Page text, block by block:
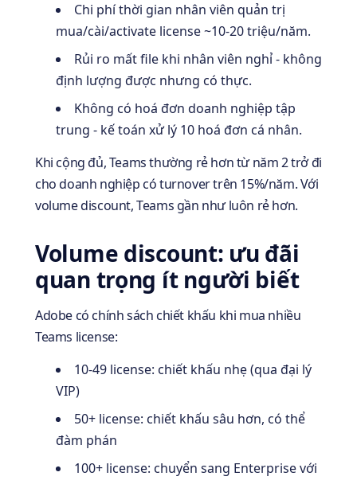
Chi phí thời gian nhân viên quản trị
mua/cài/activate license ~10-20 triệu/năm.
Rủi ro mất file khi nhân viên nghỉ - không
định lượng được nhưng có thực.
Không có hoá đơn doanh nghiệp tập
trung - kế toán xử lý 10 hoá đơn cá nhân.
Khi cộng đủ, Teams thường rẻ hơn từ năm 2 trở đi
cho doanh nghiệp có turnover trên 15%/năm. Với
volume discount, Teams gần như luôn rẻ hơn.
Volume discount: ưu đãi
quan trọng ít người biết
Adobe có chính sách chiết khấu khi mua nhiều
Teams license:
10-49 license: chiết khấu nhẹ (qua đại lý
VIP)
50+ license: chiết khấu sâu hơn, có thể
đàm phán
100+ license: chuyển sang Enterprise với